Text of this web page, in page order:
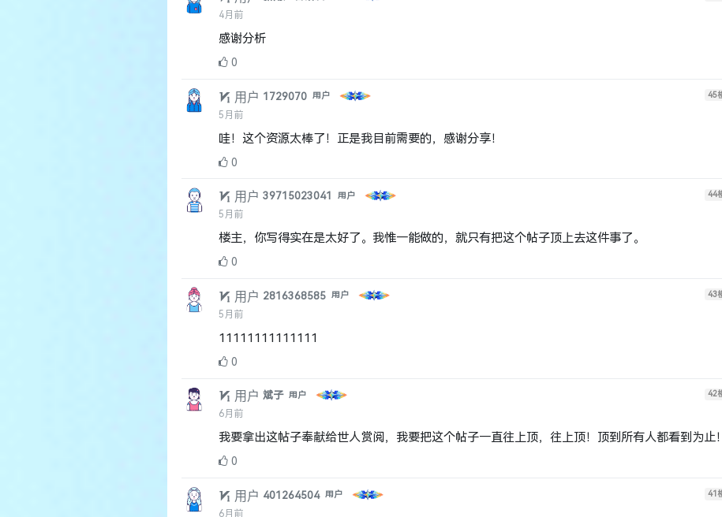
5月前
楼主，你写得实在是太好了。我惟一能做的，就只有把这个帖子顶上去这件事了。
0
5月前
11111111111111
0
6月前
我要拿出这帖子奉献给世人赏阅，我要把这个帖子一直往上顶，往上顶！顶到所有人都看到为止！
0
6月前
哇！这个资源太棒了！正是我目前需要的，感谢分享！
0
6月前
楼主，你写得实在是太好了。我惟一能做的，就只有把这个帖子顶上去这件事了。
0